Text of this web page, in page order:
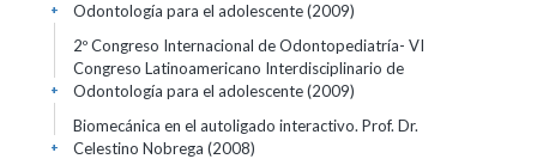
Odontología para el adolescente(2009)
+
2º Congreso Internacional de Odontopediatría- VI
Congreso Latinoamericano Interdisciplinario de
Odontología para el adolescente(2009)
+
Biomecánica en el autoligado interactivo. Prof. Dr.
Celestino Nobrega (2008)
+